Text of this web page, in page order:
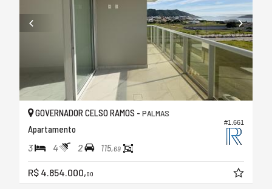
#1.661
GOVERNADOR CELSO RAMOS - PALMAS
Apartamento
3 4 2 115,69
R$ 4.854.000,00